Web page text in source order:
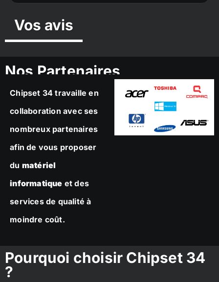
Vos avis
Nos Partenaires
Chipset 34 travaille en
collaboration avec ses
nombreux partenaires
afin de vous proposer
du matériel
informatique et des
services de qualité à
moindre coût.
Pourquoi choisir Chipset 34
?